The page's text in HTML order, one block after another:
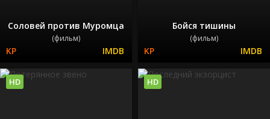
Соловей против Муромца
(фильм)
Бойся тишины
(фильм)
HD HD